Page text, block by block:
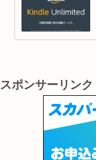
スポンサーリンク